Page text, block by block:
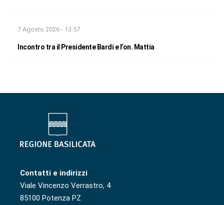
7 Agosto 2026 - 13:57
Incontro tra il Presidente Bardi e l’on. Mattia
Contatti e indirizzi
Viale Vincenzo Verrastro, 4
85100 Potenza PZ